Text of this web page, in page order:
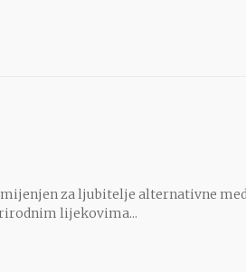
za ljubitelje alternativne
lijekovima...